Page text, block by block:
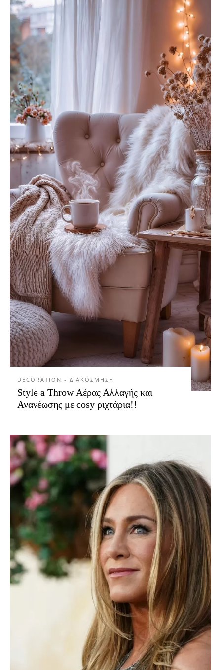
DECORATION - ΔΙΑΚΟΣΜΗΣΗ
Style a Throw Αέρας Αλλαγής και
Ανανέωσης με cosy ριχτάρια!!